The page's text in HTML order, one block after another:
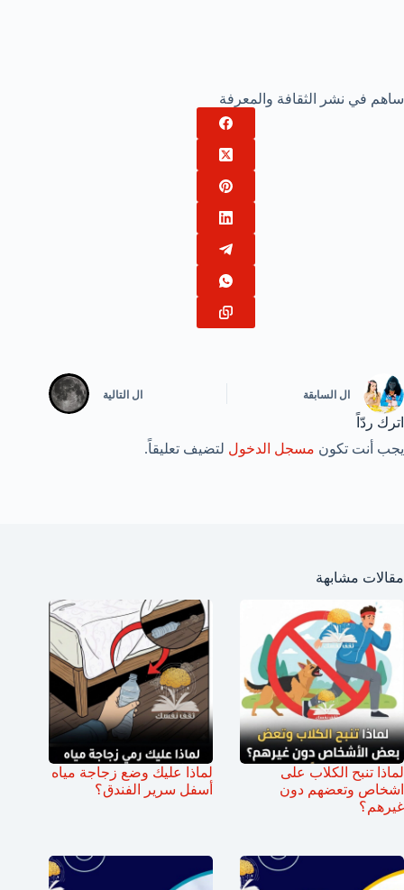
ساهم في نشر الثقافة والمعرفة
ال السابقة ال التالية
اترك ردّاً
يجب أنت تكون مسجل الدخول لتضيف تعليقاً.
مقالات مشابهة
لماذا تنبح الكلاب على
اشخاص وتعضهم دون
غيرهم؟
لماذا عليك وضع زجاجة مياه
أسفل سرير الفندق؟